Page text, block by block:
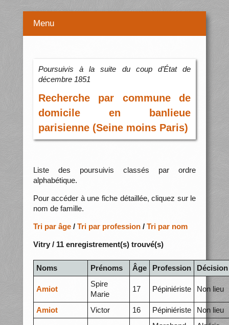
Menu
Poursuivis à la suite du coup d’État de
décembre 1851
Recherche par commune de
domicile en banlieue
parisienne (Seine moins Paris)
Liste des poursuivis classés par ordre
alphabétique.
Pour accéder à une fiche détaillée, cliquez sur le
nom de famille.
Tri par âge/ Tri par profession/ Tri par nom
Vitry / 11 enregistrement(s) trouvé(s)
Noms Prénoms Âge Profession Décision
Amiot
Spire
Marie
17 Pépiniériste Non lieu
Amiot Victor 16 Pépiniériste Non lieu